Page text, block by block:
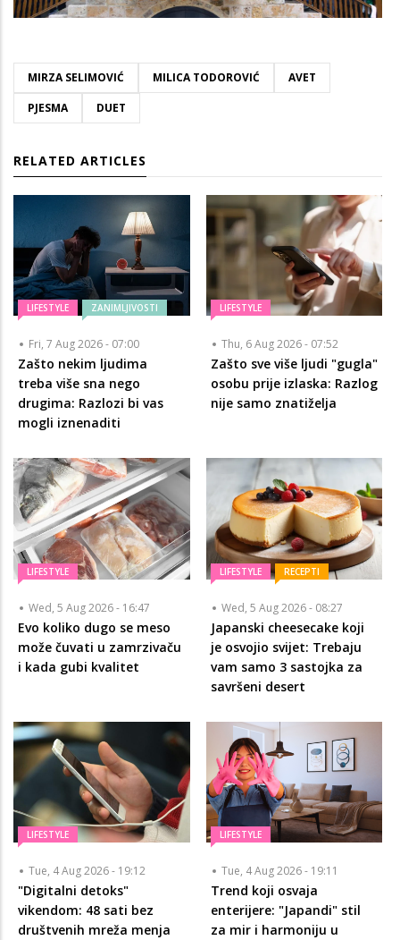
MIRZA SELIMOVIĆ MILICA TODOROVIĆ
AVET
PJESMA
DUET
RELATED ARTICLES
LIFESTYLE ZANIMLJIVOSTI
Fri, 7 Aug 2026 - 07:00
Zašto nekim ljudima
treba više sna nego
drugima: Razlozi bi vas
mogli iznenaditi
LIFESTYLE
Thu, 6 Aug 2026 - 07:52
Zašto sve više ljudi "gugla"
osobu prije izlaska: Razlog
nije samo znatiželja
LIFESTYLE
Wed, 5 Aug 2026 - 16:47
Evo koliko dugo se meso
može čuvati u zamrzivaču
i kada gubi kvalitet
LIFESTYLE RECEPTI
Wed, 5 Aug 2026 - 08:27
Japanski cheesecake koji
je osvojio svijet: Trebaju
vam samo 3 sastojka za
savršeni desert
LIFESTYLE
Tue, 4 Aug 2026 - 19:12
"Digitalni detoks"
vikendom: 48 sati bez
društvenih mreža menja
LIFESTYLE
Tue, 4 Aug 2026 - 19:11
Trend koji osvaja
enterijere: "Japandi" stil
za mir i harmoniju u